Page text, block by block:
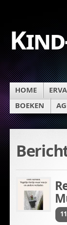
HOME
BOEKEN